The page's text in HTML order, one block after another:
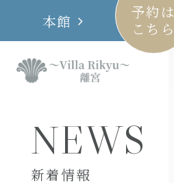
NEWS
新着情報
本館
予約は
こちら